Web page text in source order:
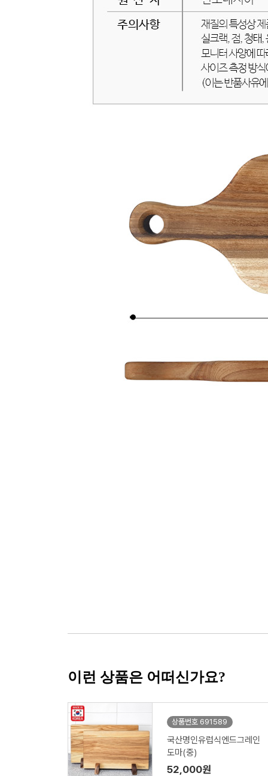
이런 상품은 어떠신가요?
상품번호 691589
국산명인유럽식엔드그레인
도마(중)
52,000원